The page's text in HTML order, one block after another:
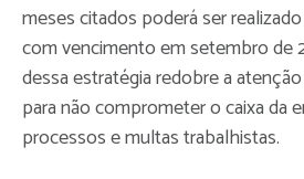
meses citados poderá ser
com vencimento em setembro de
dessa estratégia redobre a
para não comprometer o caixa da
processos e multas trabalhistas.